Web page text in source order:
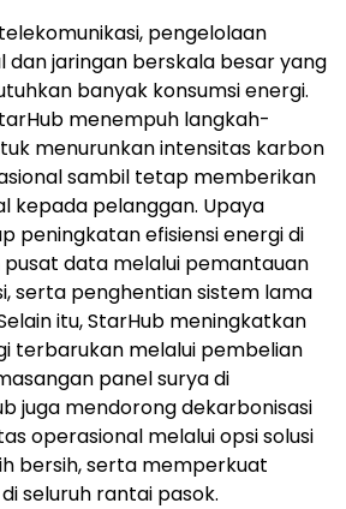
pengelolaan
jaringan berskala besar yang
banyak konsumsi energi.
menempuh langkah-
menurunkan intensitas karbon
sambil tetap memberikan
kepada pelanggan. Upaya
peningkatan efisiensi energi di
pusat data melalui pemantauan
serta penghentian sistem lama
itu, StarHub meningkatkan
terbarukan melalui pembelian
panel surya di
juga mendorong dekarbonisasi
operasional melalui opsi solusi
bersih, serta memperkuat
seluruh rantai pasok.